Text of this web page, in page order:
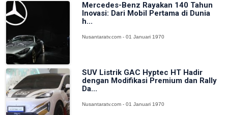
Mercedes-Benz Rayakan 140 Tahun
Inovasi: Dari Mobil Pertama di Dunia
h...
Nusantaratv.com - 01 Januari 1970
SUV Listrik GAC Hyptec HT Hadir
dengan Modifikasi Premium dan Rally
Da...
Nusantaratv.com - 01 Januari 1970